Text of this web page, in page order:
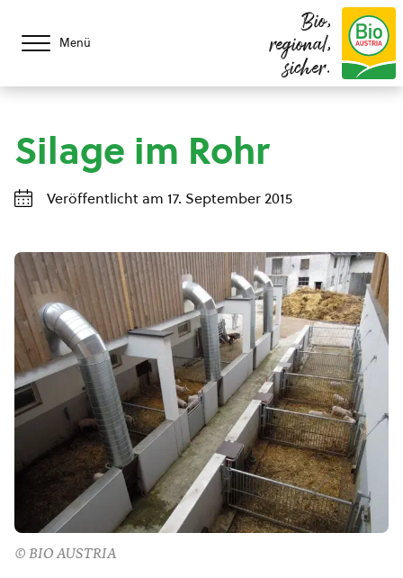
Menü
Bio,
regional,
sicher.
Silage im Rohr
Veröffentlicht am 17. September 2015
© BIO AUSTRIA